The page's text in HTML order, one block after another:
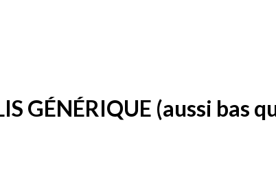
GÉNÉRIQUE (aussi bas